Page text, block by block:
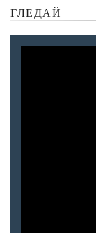
ГЛЕДАЙ